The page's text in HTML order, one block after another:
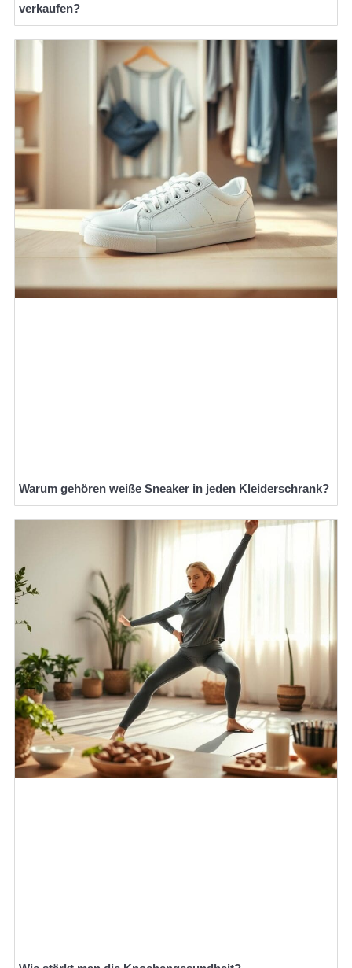
verkaufen?
Warum gehören weiße Sneaker in jeden Kleiderschrank?